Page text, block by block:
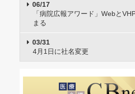
06/17
「病院広報アワード」Webと
まる
03/31
4月1日に社名変更